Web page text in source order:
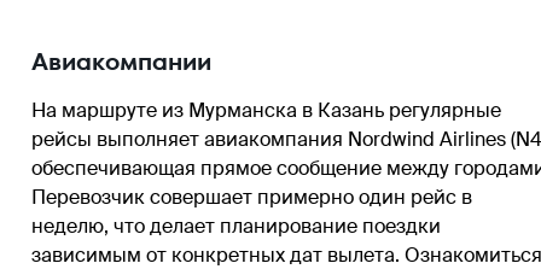
Авиакомпании
На маршруте из Мурманска в Казань регулярные
рейсы выполняет авиакомпания Nordwind Airlines
обеспечивающая прямое сообщение между
Перевозчик совершает примерно один рейс в
неделю, что делает планирование поездки
зависимым от конкретных дат вылета. Ознакомиться